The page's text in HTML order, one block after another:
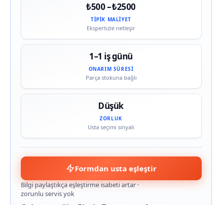
₺500 – ₺2500
TIPIK MALIYET
Ekspertizle netleşir
1–1 iş günü
ONARIM SÜRESI
Parça stokuna bağlı
Düşük
ZORLUK
Usta seçimi sinyali
Formdan usta eşleştir
Bilgi paylaştıkça eşleştirme isabeti artar ·
zorunlu servis yok